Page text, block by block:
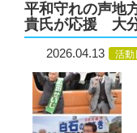
平和守れの声地
貴氏が応援 大
2026.04.13 活動